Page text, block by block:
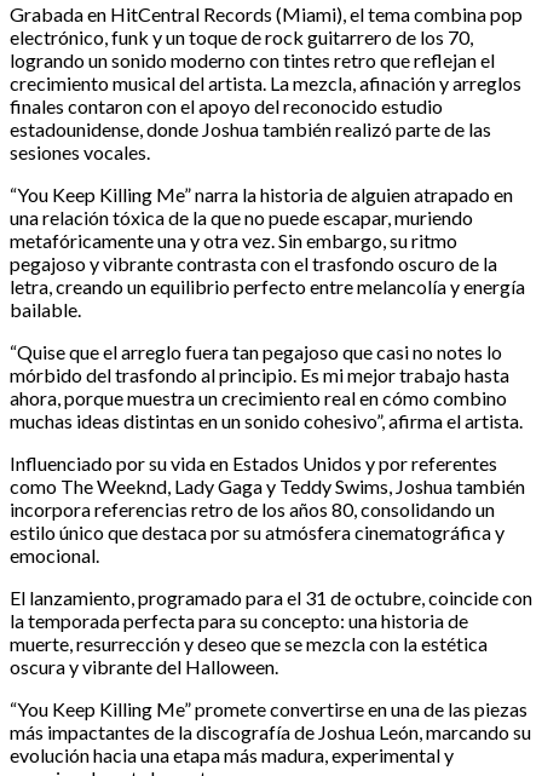
Grabada en HitCentral Records (Miami), el tema combina pop
electrónico, funk y un toque de rock guitarrero de los 70,
logrando un sonido moderno con tintes retro que reflejan el
crecimiento musical del artista. La mezcla, afinación y arreglos
finales contaron con el apoyo del reconocido estudio
estadounidense, donde Joshua también realizó parte de las
sesiones vocales.
“You Keep Killing Me” narra la historia de alguien atrapado en
una relación tóxica de la que no puede escapar, muriendo
metafóricamente una y otra vez. Sin embargo, su ritmo
pegajoso y vibrante contrasta con el trasfondo oscuro de la
letra, creando un equilibrio perfecto entre melancolía y energía
bailable.
“Quise que el arreglo fuera tan pegajoso que casi no notes lo
mórbido del trasfondo al principio. Es mi mejor trabajo hasta
ahora, porque muestra un crecimiento real en cómo combino
muchas ideas distintas en un sonido cohesivo”, afirma el artista.
Influenciado por su vida en Estados Unidos y por referentes
como The Weeknd, Lady Gaga y Teddy Swims, Joshua también
incorpora referencias retro de los años 80, consolidando un
estilo único que destaca por su atmósfera cinematográfica y
emocional.
El lanzamiento, programado para el 31 de octubre, coincide con
la temporada perfecta para su concepto: una historia de
muerte, resurrección y deseo que se mezcla con la estética
oscura y vibrante del Halloween.
“You Keep Killing Me” promete convertirse en una de las piezas
más impactantes de la discografía de Joshua León, marcando su
evolución hacia una etapa más madura, experimental y